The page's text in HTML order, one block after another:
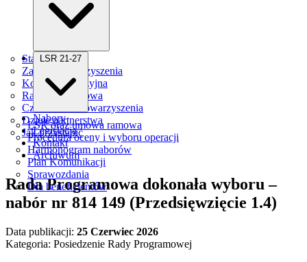
Statut
Zarząd Stowarzyszenia
Komisja Rewizyjna
Rada Programowa
Członkowie stowarzyszenia
Dzieje partnerstwa
Jak przystąpić
LSR 21-27
LSR oraz umowa ramowa
Procedura oceny i wyboru operacji
Harmonogram naborów
Plan Komunikacji
Sprawozdania
Dla beneficjentów
Nabory
Legislacja
Kontakt
Archiwum
Rada Programowa dokonała wyboru –
nabór nr 814 149 (Przedsięwzięcie 1.4)
Data publikacji: 25 Czerwiec 2026
Kategoria: Posiedzenie Rady Programowej